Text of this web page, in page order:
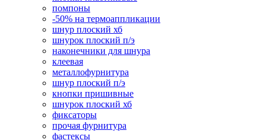
помпоны
-50% на термоаппликации
шнур плоский хб
шнурок плоский п/э
наконечники для шнура
клеевая
металлофурнитура
шнур плоский п/э
кнопки пришивные
шнурок плоский хб
фиксаторы
прочая фурнитура
фастексы